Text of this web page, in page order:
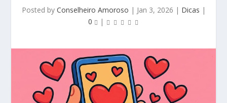
Posted by Conselheiro Amoroso | Jan 3, 2026 | Dicas |
0
|